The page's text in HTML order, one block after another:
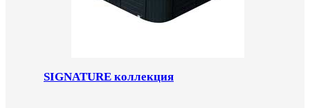
SIGNATURE коллекция